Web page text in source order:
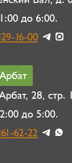
до 6:00.
16-00
28, стр.
до 5:00.
62-22